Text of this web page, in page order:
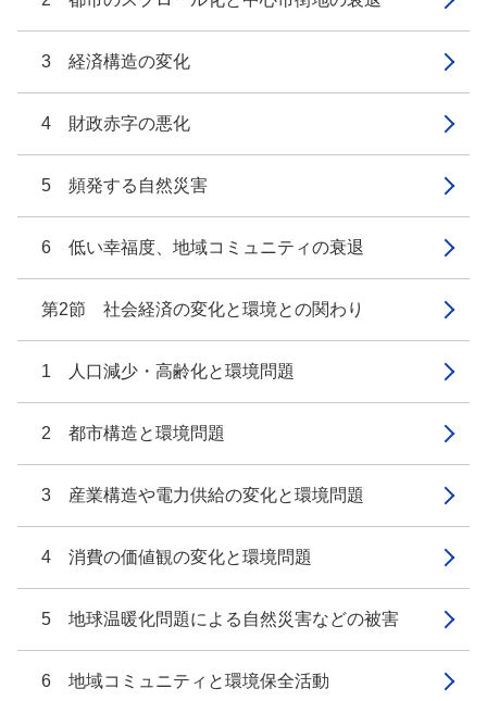
3 経済構造の変化
4 財政赤字の悪化
5 頻発する自然災害
6 低い幸福度、地域コミュニティの衰退
第2節 社会経済の変化と環境との関わり
1 人口減少・高齢化と環境問題
2 都市構造と環境問題
3 産業構造や電力供給の変化と環境問題
4 消費の価値観の変化と環境問題
5 地球温暖化問題による自然災害などの被害
6 地域コミュニティと環境保全活動